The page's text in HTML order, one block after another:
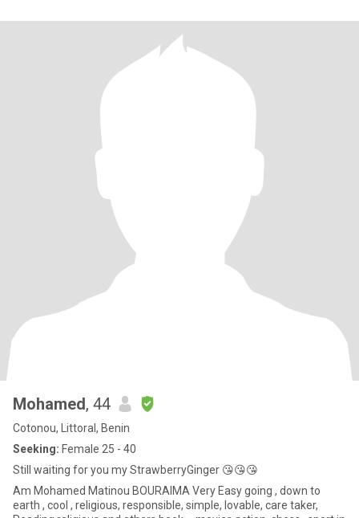
Mohamed, 44
Cotonou, Littoral, Benin
Seeking: Female 25 - 40
Still waiting for you my StrawberryGinger 😘😘😘
Am Mohamed Matinou BOURAIMA Very Easy going , down to
earth , cool , religious, responsible, simple, lovable, care taker,